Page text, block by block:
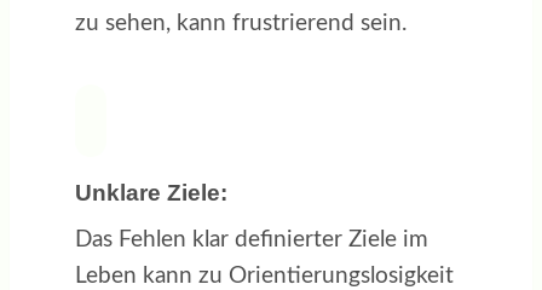
zu sehen, kann frustrierend sein.
Unklare Ziele:
Das Fehlen klar definierter Ziele im
Leben kann zu Orientierungslosigkeit